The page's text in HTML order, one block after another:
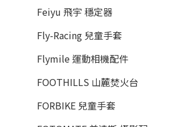
Feiyu 飛宇 穩定器
Fly-Racing 兒童手套
Flymile 運動相機配件
FOOTHILLS 山麓焚火台
FORBIKE 兒童手套